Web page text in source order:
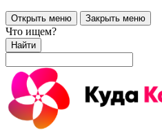
Открыть меню Закрыть меню
Что ищем?
Найти